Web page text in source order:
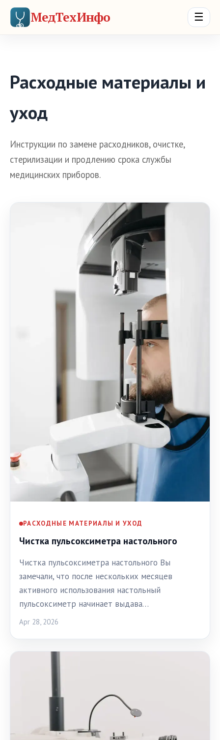
МедТехИнфо ☰
Расходные материалы и
уход
Инструкции по замене расходников, очистке,
стерилизации и продлению срока службы
медицинских приборов.
РАСХОДНЫЕ МАТЕРИАЛЫ И УХОД
Чистка пульсоксиметра настольного
Чистка пульсоксиметра настольного Вы
замечали, что после нескольких месяцев
активного использования настольный
пульсоксиметр начинает выдава…
Apr 28, 2026